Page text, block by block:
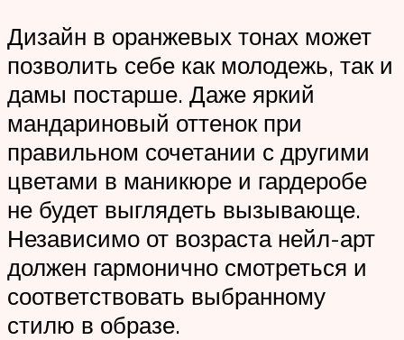
Дизайн в оранжевых тонах может
позволить себе как молодежь, так и
дамы постарше. Даже яркий
мандариновый оттенок при
правильном сочетании с другими
цветами в маникюре и гардеробе
не будет выглядеть вызывающе.
Независимо от возраста нейл-арт
должен гармонично смотреться и
соответствовать выбранному
стилю в образе.